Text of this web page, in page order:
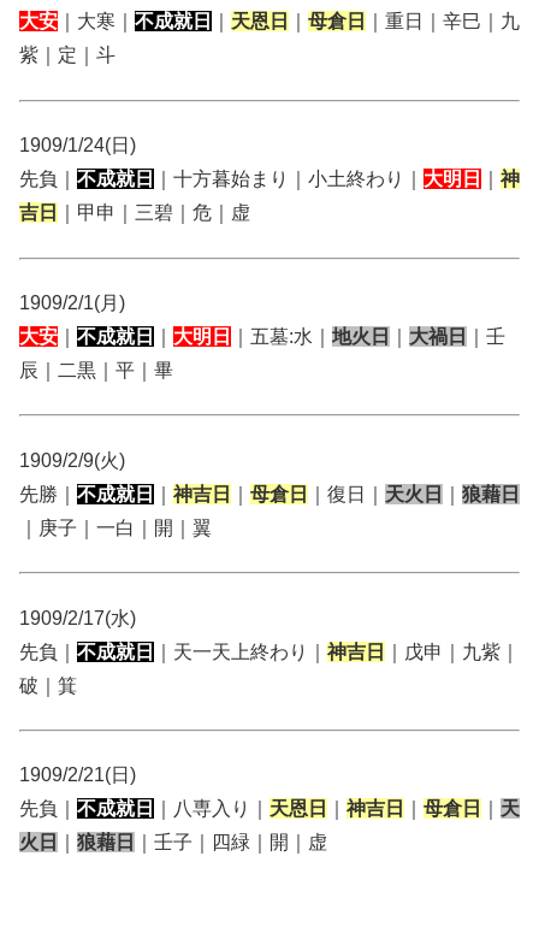
大安 ｜大寒｜ 不成就日 天恩日 母倉日
｜重日｜辛巳｜九
紫｜定｜斗
1909/1/24(日)
先負｜ 不成就日 ｜十方暮始まり｜小土終わり｜ 大明日
神
吉日
｜甲申｜三碧｜危｜虚
1909/2/1(月)
大安
不成就日 大明日 ｜五墓:水｜ 地火日 大禍日
｜壬
辰｜二黒｜平｜畢
1909/2/9(火)
先勝｜ 不成就日 神吉日 母倉日 ｜復日｜ 天火日
狼藉日
｜庚子｜一白｜開｜翼
1909/2/17(水)
先負｜ 不成就日 ｜天一天上終わり｜ 神吉日
｜戊申｜九紫｜
破｜箕
1909/2/21(日)
先負｜ 不成就日 ｜八専入り｜ 天恩日 神吉日 母倉日
天
火日
狼藉日 ｜壬子｜四緑｜開｜虚